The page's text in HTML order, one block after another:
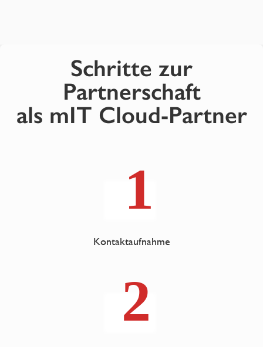
Schritte zur
Partnerschaft
als mIT Cloud-Partner
Kontaktaufnahme